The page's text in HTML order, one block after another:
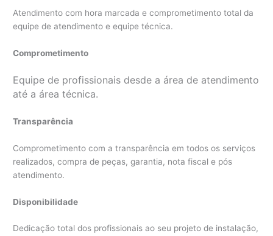
Atendimento com hora marcada e comprometimento total da
equipe de atendimento e equipe técnica.
Comprometimento
Equipe de profissionais desde a área de atendimento
até a área técnica.
Transparência
Comprometimento com a transparência em todos os serviços
realizados, compra de peças, garantia, nota fiscal e pós
atendimento.
Disponibilidade
Dedicação total dos profissionais ao seu projeto de instalação,